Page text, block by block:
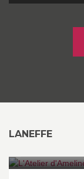
LANEFFE